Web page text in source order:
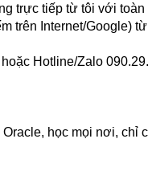
trực tiếp từ tôi với toàn
trên Internet/Google)
hoặc Hotline/Zalo
học mọi nơi, chỉ